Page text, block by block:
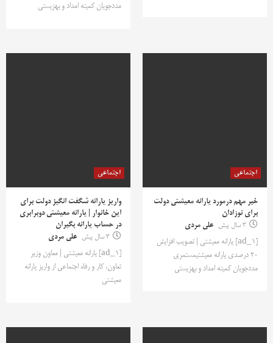
مددجویان کمیته امداد و بهزیستی
اجتماعی
خبر مهم درمورد یارانه معیشتی دولت
برای نوزادان
3 سال پیش
علی مردی
[ad_1] یارانه معیشتی | تصویب افزایش
۲۰ درصدی یارانه معیشتیمستمری
مددجویان کمیته امداد و بهزیستی
اجتماعی
واریز یارانه شگفت انگیز دولت برای
این خانوار | یارانه معیشتی دوبرابری
در حساب یارانه بگیران
3 سال پیش
علی مردی
[ad_1] یارانه معیشتی | معاون وزیر
تعاون، کار و رفاه اجتماعی از واریز یارانه
معیشتی